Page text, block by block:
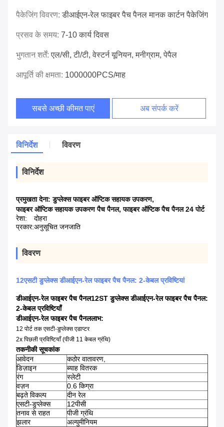
पैकेजिंग विवरण:डीआईएन-रेल फाइबर पैच पैनल मानक कार्टन पैकेजिंग
प्रसव के समय: 7-10 कार्य दिवस
भुगतान शर्तें:एल/सी, टी/टी, वेस्टर्न यूनियन, मनीग्राम, पेपैल
आपूर्ति की क्षमता: 1000000PCS/माह
सबसे अच्छी कीमत पाएं अब संपर्क करें
विनिर्देश विवरण
विनिर्देश
प्रमुखता देना:डुप्लेक्स फाइबर ऑप्टिक सहायक उपकरण,
फाइबर ऑप्टिक सहायक उपकरण पैच पैनल,फाइबर ऑप्टिक पैच पैनल 24 पोर्ट
रेशा:
दोहरा
प्रकार:अनुसूचित जनजाति
विवरण
12एसटी डुप्लेक्स डीआईएन-रेल फाइबर पैच पैनल: 2-केबल प्रविष्टियां
डीआईएन-रेल फाइबर पैच पैनल12ST डुप्लेक्स डीआईएन-रेल फाइबर पैच पैनल:
2-केबल प्रविष्टियाँ
डीआईएन-रेल फाइबर पैच पैनललाभ:
12 पोर्ट तक एसटी-डुप्लेक्स एडाप्टर
2x पिछली प्रविष्टियाँ (पीजी 11 केबल ग्रंथि)
तकनीकी सूचकांक
आवेदन
कठोर वातावरण,
डिज़ाइन
ब्याह वितरक
रंग
स्लेटी
वज़न
0.6 किग्रा
बढ़ते विकल्प
दीन रेल
एसटी-डुप्लेक्स
12पीसी
तनाव से राहत
पीजी ग्रंथि
झलार
अल्युमीनियम